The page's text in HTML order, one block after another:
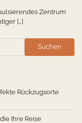
Zentrum
[…]
Suchen
Rückzugsorte
Ihre Reise